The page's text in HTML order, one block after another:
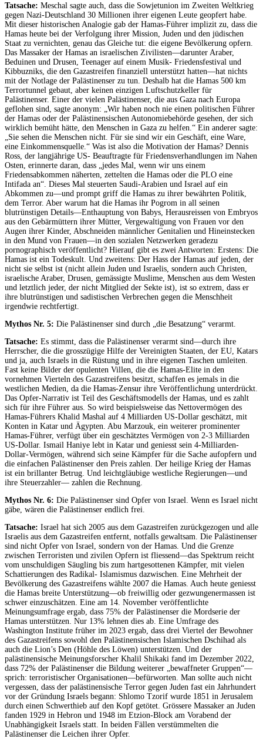
Tatsache: Meschal sagte auch, dass die Sowjetunion im Zweiten Weltkrieg
gegen Nazi-Deutschland 30 Millionen ihrer eigenen Leute geopfert habe.
Mit dieser historischen Analogie gab der Hamas-Führer implizit zu, dass die
Hamas heute bei der Verfolgung ihrer Mission, Juden und den jüdischen
Staat zu vernichten, genau das Gleiche tut: die eigene Bevölkerung opfern.
Das Massaker der Hamas an israelischen Zivilisten—darunter Araber,
Beduinen und Drusen, Teenager auf einem Musik- Friedensfestival und
Kibbuzniks, die den Gazastreifen finanziell unterstützt hatten—hat nichts
mit der Notlage der Palästinenser zu tun. Deshalb hat die Hamas 500 km
Terrortunnel gebaut, aber keinen einzigen Luftschutzkeller für
Palästinenser. Einer der vielen Palästinenser, die aus Gaza nach Europa
geflohen sind, sagte anonym: „Wir haben noch nie einen politischen Führer
der Hamas oder der Palästinensischen Autonomiebehörde gesehen, der sich
wirklich bemüht hätte, den Menschen in Gaza zu helfen.“ Ein anderer sagte:
„Sie sehen die Menschen nicht. Für sie sind wir ein Geschäft, eine Ware,
eine Einkommensquelle.“ Was ist also die Motivation der Hamas? Dennis
Ross, der langjährige US- Beauftragte für Friedensverhandlungen im Nahen
Osten, erinnerte daran, dass „jedes Mal, wenn wir uns einem
Friedensabkommen näherten, zettelten die Hamas oder die PLO eine
Intifada an“. Dieses Mal steuerten Saudi-Arabien und Israel auf ein
Abkommen zu—und prompt griff die Hamas zu ihrer bewährten Politik,
dem Terror. Aber warum hat die Hamas ihr Pogrom in all seinen
blutrünstigen Details—Enthauptung von Babys, Herausreissen von Embryos
aus den Gebärmüttern ihrer Mütter, Vergewaltigung von Frauen vor den
Augen ihrer Kinder, Abschneiden männlicher Genitalien und Hineinstecken
in den Mund von Frauen—in den sozialen Netzwerken geradezu
pornographisch veröffentlicht? Hierauf gibt es zwei Antworten: Erstens: Die
Hamas ist ein Todeskult. Und zweitens: Der Hass der Hamas auf jeden, der
nicht sie selbst ist (nicht allein Juden und Israelis, sondern auch Christen,
israelische Araber, Drusen, gemässigte Muslime, Menschen aus dem Westen
und letztlich jeder, der nicht Mitglied der Sekte ist), ist so extrem, dass er
ihre blutrünstigen und sadistischen Verbrechen gegen die Menschheit
irgendwie rechtfertigt.
Mythos Nr. 5: Die Palästinenser sind durch „die Besatzung“ verarmt.
Tatsache: Es stimmt, dass die Palästinenser verarmt sind—durch ihre
Herrscher, die die grosszügige Hilfe der Vereinigten Staaten, der EU, Katars
und ja, auch Israels in die Rüstung und in ihre eigenen Taschen umleiten.
Fast keine Bilder der opulenten Villen, die die Hamas-Elite in den
vornehmen Vierteln des Gazastreifens besitzt, schaffen es jemals in die
westlichen Medien, da die Hamas-Zensur ihre Veröffentlichung unterdrückt.
Das Opfer-Narrativ ist Teil des Geschäftsmodells der Hamas, und es zahlt
sich für ihre Führer aus. So wird beispielsweise das Nettovermögen des
Hamas-Führers Khalid Mashal auf 4 Milliarden US-Dollar geschätzt, mit
Konten in Katar und Ägypten. Abu Marzouk, ein weiterer prominenter
Hamas-Führer, verfügt über ein geschätztes Vermögen von 2-3 Milliarden
US-Dollar. Ismail Haniye lebt in Katar und geniesst sein 4-Milliarden-
Dollar-Vermögen, während sich seine Kämpfer für die Sache aufopfern und
die einfachen Palästinenser den Preis zahlen. Der heilige Krieg der Hamas
ist ein brillanter Betrug. Und leichtgläubige westliche Regierungen—und
ihre Steuerzahler— zahlen die Rechnung.
Mythos Nr. 6: Die Palästinenser sind Opfer von Israel. Wenn es Israel nicht
gäbe, wären die Palästinenser endlich frei.
Tatsache: Israel hat sich 2005 aus dem Gazastreifen zurückgezogen und alle
Israelis aus dem Gazastreifen entfernt, notfalls gewaltsam. Die Palästinenser
sind nicht Opfer von Israel, sondern von der Hamas. Und die Grenze
zwischen Terroristen und zivilen Opfern ist fliessend—das Spektrum reicht
vom unschuldigen Säugling bis zum hartgesottenen Kämpfer, mit vielen
Schattierungen des Radikal- Islamismus dazwischen. Eine Mehrheit der
Bevölkerung des Gazastreifens wählte 2007 die Hamas. Auch heute geniesst
die Hamas breite Unterstützung—ob freiwillig oder gezwungenermassen ist
schwer einzuschätzen. Eine am 14. November veröffentlichte
Meinungsumfrage ergab, dass 75% der Palästinenser die Mordserie der
Hamas unterstützen. Nur 13% lehnen dies ab. Eine Umfrage des
Washington Institute früher im 2023 ergab, dass drei Viertel der Bewohner
des Gazastreifens sowohl den Palästinensischen Islamischen Dschihad als
auch die Lion’s Den (Höhle des Löwen) unterstützen. Und der
palästinensische Meinungsforscher Khalil Shikaki fand im Dezember 2022,
dass 72% der Palästinenser die Bildung weiterer „bewaffneter Gruppen“—
sprich: terroristischer Organisationen—befürworten. Man sollte auch nicht
vergessen, dass der palästinensische Terror gegen Juden fast ein Jahrhundert
vor der Gründung Israels begann: Shlomo Tzorif wurde 1851 in Jerusalem
durch einen Schwerthieb auf den Kopf getötet. Grössere Massaker an Juden
fanden 1929 in Hebron und 1948 im Etzion-Block am Vorabend der
Unabhängigkeit Israels statt. In beiden Fällen verstümmelten die
Palästinenser die Leichen ihrer Opfer.